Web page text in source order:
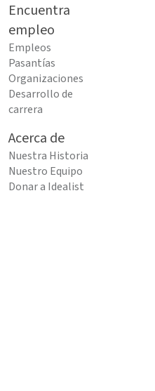
Encuentra
empleo
Empleos
Pasantías
Organizaciones
Desarrollo de
carrera
Acerca de
Nuestra Historia
Nuestro Equipo
Donar a Idealist